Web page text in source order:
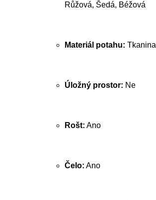
Růžová, Šedá, Béžová
Materiál potahu: Tkanina
Úložný prostor: Ne
Rošt: Ano
Čelo: Ano